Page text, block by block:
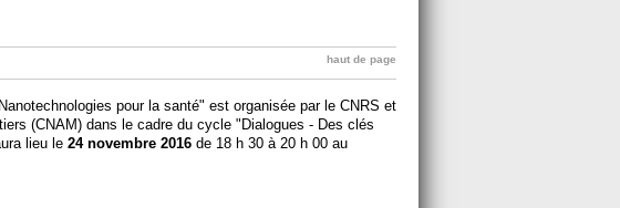
haut de page
pour la santé" est organisée par le CNRS et
(CNAM) dans le cadre du cycle "Dialogues - Des clés
lieu le 24 novembre 2016 de 18 h 30 à 20 h 00 au